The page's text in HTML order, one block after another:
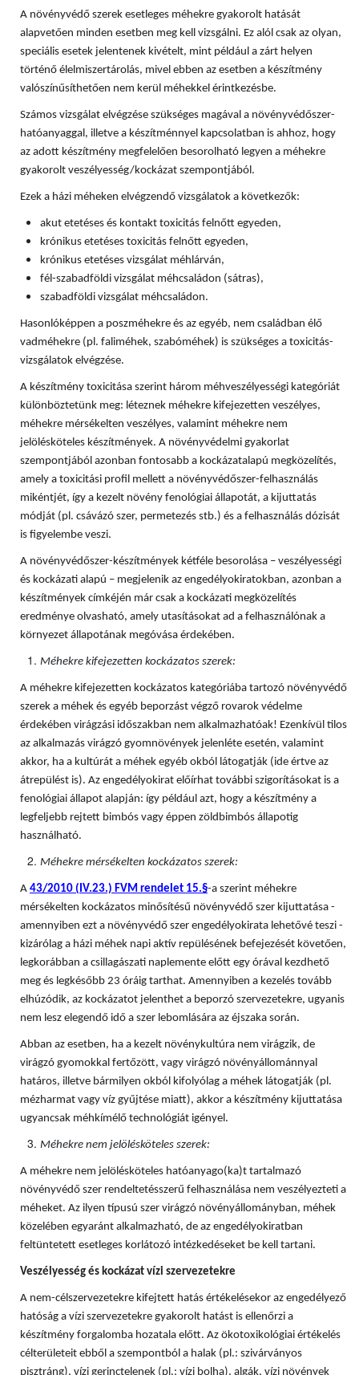
A növényvédő szerek esetleges méhekre gyakorolt hatását
alapvetően minden esetben meg kell vizsgálni. Ez alól csak az olyan,
speciális esetek jelentenek kivételt, mint például a zárt helyen
történő élelmiszertárolás, mivel ebben az esetben a készítmény
valószínűsíthetően nem kerül méhekkel érintkezésbe.
Számos vizsgálat elvégzése szükséges magával a növényvédőszer-
hatóanyaggal, illetve a készítménnyel kapcsolatban is ahhoz, hogy
az adott készítmény megfelelően besorolható legyen a méhekre
gyakorolt veszélyesség/kockázat szempontjából.
Ezek a házi méheken elvégzendő vizsgálatok a következők:
akut etetéses és kontakt toxicitás felnőtt egyeden,
krónikus etetéses toxicitás felnőtt egyeden,
krónikus etetéses vizsgálat méhlárván,
fél-szabadföldi vizsgálat méhcsaládon (sátras),
szabadföldi vizsgálat méhcsaládon.
Hasonlóképpen a poszméhekre és az egyéb, nem családban élő
vadméhekre (pl. faliméhek, szabóméhek) is szükséges a toxicitás-
vizsgálatok elvégzése.
A készítmény toxicitása szerint három méhveszélyességi kategóriát
különböztetünk meg: léteznek méhekre kifejezetten veszélyes,
méhekre mérsékelten veszélyes, valamint méhekre nem
jelölésköteles készítmények. A növényvédelmi gyakorlat
szempontjából azonban fontosabb a kockázatalapú megközelítés,
amely a toxicitási profil mellett a növényvédőszer-felhasználás
mikéntjét, így a kezelt növény fenológiai állapotát, a kijuttatás
módját (pl. csávázó szer, permetezés stb.) és a felhasználás dózisát
is figyelembe veszi.
A növényvédőszer-készítmények kétféle besorolása – veszélyességi
és kockázati alapú – megjelenik az engedélyokiratokban, azonban a
készítmények címkéjén már csak a kockázati megközelítés
eredménye olvasható, amely utasításokat ad a felhasználónak a
környezet állapotának megóvása érdekében.
Méhekre kifejezetten kockázatos szerek:
A méhekre kifejezetten kockázatos kategóriába tartozó növényvédő
szerek a méhek és egyéb beporzást végző rovarok védelme
érdekében virágzási időszakban nem alkalmazhatóak! Ezenkívül tilos
az alkalmazás virágzó gyomnövények jelenléte esetén, valamint
akkor, ha a kultúrát a méhek egyéb okból látogatják (ide értve az
átrepülést is). Az engedélyokirat előírhat további szigorításokat is a
fenológiai állapot alapján: így például azt, hogy a készítmény a
legfeljebb rejtett bimbós vagy éppen zöldbimbós állapotig
használható.
Méhekre mérsékelten kockázatos szerek:
A 43/2010 (IV.23.) FVM rendelet 15.§-a szerint méhekre
mérsékelten kockázatos minősítésű növényvédő szer kijuttatása -
amennyiben ezt a növényvédő szer engedélyokirata lehetővé teszi -
kizárólag a házi méhek napi aktív repülésének befejezését követően,
legkorábban a csillagászati naplemente előtt egy órával kezdhető
meg és legkésőbb 23 óráig tarthat. Amennyiben a kezelés tovább
elhúzódik, az kockázatot jelenthet a beporzó szervezetekre, ugyanis
nem lesz elegendő idő a szer lebomlására az éjszaka során.
Abban az esetben, ha a kezelt növénykultúra nem virágzik, de
virágzó gyomokkal fertőzött, vagy virágzó növényállománnyal
határos, illetve bármilyen okból kifolyólag a méhek látogatják (pl.
mézharmat vagy víz gyűjtése miatt), akkor a készítmény kijuttatása
ugyancsak méhkímélő technológiát igényel.
Méhekre nem jelölésköteles szerek:
A méhekre nem jelölésköteles hatóanyago(ka)t tartalmazó
növényvédő szer rendeltetésszerű felhasználása nem veszélyezteti a
méheket. Az ilyen típusú szer virágzó növényállományban, méhek
közelében egyaránt alkalmazható, de az engedélyokiratban
feltüntetett esetleges korlátozó intézkedéseket be kell tartani.
Veszélyesség és kockázat vízi szervezetekre
A nem-célszervezetekre kifejtett hatás értékelésekor az engedélyező
hatóság a vízi szervezetekre gyakorolt hatást is ellenőrzi a
készítmény forgalomba hozatala előtt. Az ökotoxikológiai értékelés
célterületeit ebből a szempontból a halak (pl.: szivárványos
pisztráng), vízi gerinctelenek (pl.: vízi bolha), algák, vízi növények